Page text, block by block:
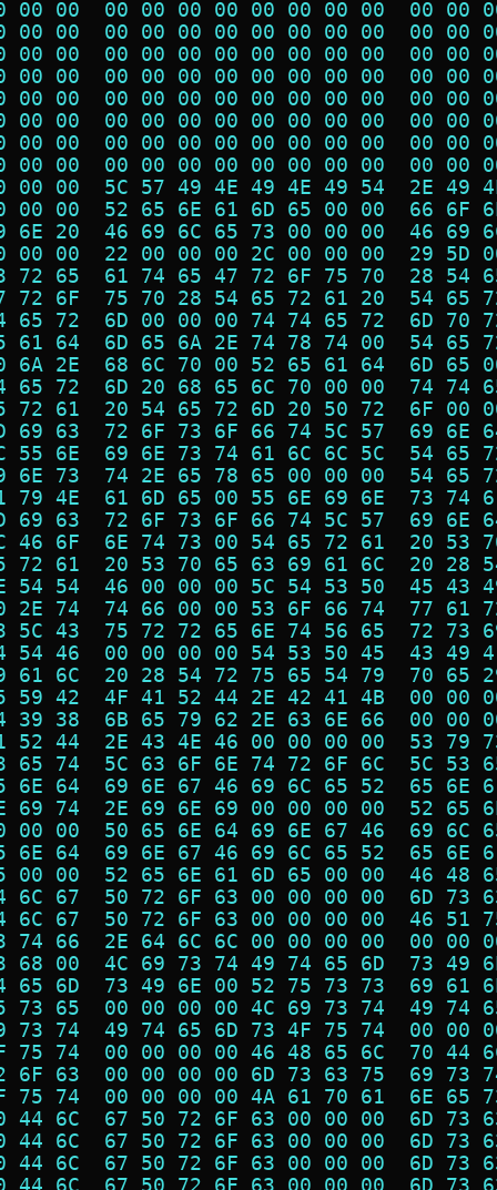
00 00  00 00 00 00 00 00 00 00  00
00 00  00 00 00 00 00 00 00 00  00
00 00  00 00 00 00 00 00 00 00  00
00 00  00 00 00 00 00 00 00 00  00
00 00  00 00 00 00 00 00 00 00  00
00 00  00 00 00 00 00 00 00 00  00
00 00  00 00 00 00 00 00 00 00  00
00 00  00 00 00 00 00 00 00 00  00
00 00  5C 57 49 4E 49 4E 49 54  2E
00 00  52 65 6E 61 6D 65 00 00  66
6E 20  46 69 6C 65 73 00 00 00  46
00 00  22 00 00 00 2C 00 00 00  29
72 65  61 74 65 47 72 6F 75 70  28
72 6F  75 70 28 54 65 72 61 20  54
65 72  6D 00 00 00 74 74 65 72  6D
61 64  6D 65 6A 2E 74 78 74 00  54
6A 2E  68 6C 70 00 52 65 61 64  6D
65 72  6D 20 68 65 6C 70 00 00  74
72 61  20 54 65 72 6D 20 50 72  6F
69 63  72 6F 73 6F 66 74 5C 57  69
55 6E  69 6E 73 74 61 6C 6C 5C  54
6E 73  74 2E 65 78 65 00 00 00  54
79 4E  61 6D 65 00 55 6E 69 6E  73
69 63  72 6F 73 6F 66 74 5C 57  69
46 6F  6E 74 73 00 54 65 72 61  20
72 61  20 53 70 65 63 69 61 6C  20
54 54  46 00 00 00 5C 54 53 50  45
2E 74  74 66 00 00 53 6F 66 74  77
5C 43  75 72 72 65 6E 74 56 65  72
54 46  00 00 00 00 54 53 50 45  43
61 6C  20 28 54 72 75 65 54 79  70
59 42  4F 41 52 44 2E 42 41 4B  00
39 38  6B 65 79 62 2E 63 6E 66  00
52 44  2E 43 4E 46 00 00 00 00  53
65 74  5C 63 6F 6E 74 72 6F 6C  5C
6E 64  69 6E 67 46 69 6C 65 52  65
69 74  2E 69 6E 69 00 00 00 00  52
00 00  50 65 6E 64 69 6E 67 46  69
6E 64  69 6E 67 46 69 6C 65 52  65
00 00  52 65 6E 61 6D 65 00 00  46
6C 67  50 72 6F 63 00 00 00 00  6D
6C 67  50 72 6F 63 00 00 00 00  46
74 66  2E 64 6C 6C 00 00 00 00  00
68 00  4C 69 73 74 49 74 65 6D  73
65 6D  73 49 6E 00 52 75 73 73  69
73 65  00 00 00 00 4C 69 73 74  49
73 74  49 74 65 6D 73 4F 75 74  00
75 74  00 00 00 00 46 48 65 6C  70
6F 63  00 00 00 00 6D 73 63 75  69
75 74  00 00 00 00 4A 61 70 61  6E
44 6C  67 50 72 6F 63 00 00 00  6D
44 6C  67 50 72 6F 63 00 00 00  6D
44 6C  67 50 72 6F 63 00 00 00  6D
44 6C  67 50 72 6F 63 00 00 00  6D